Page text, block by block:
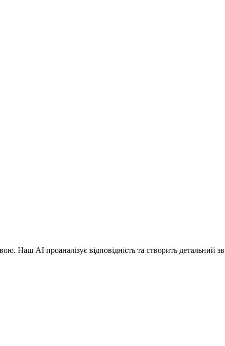
Наш AI проаналізує відповідність та створить детальний